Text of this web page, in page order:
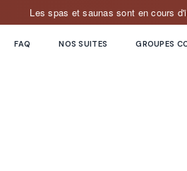
Les spas et saunas sont en cours
FAQ NOS SUITES GROUPES